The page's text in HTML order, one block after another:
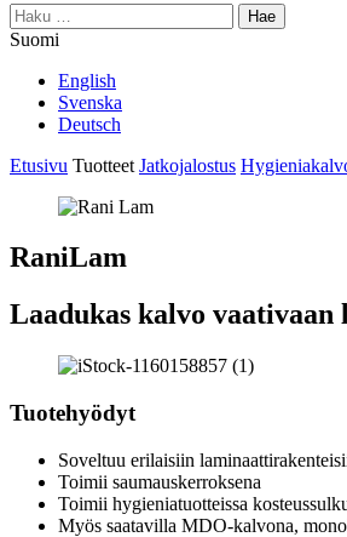
Haku:
Suomi
English
Svenska
Deutsch
Etusivu Tuotteet Jatkojalostus
RaniLam
Laadukas kalvo
Tuotehyödyt
Soveltuu erilaisiin
Toimii saumauskerroksena
Toimii hygieniatuotteissa
Myös saatavilla MDO-kalvona,